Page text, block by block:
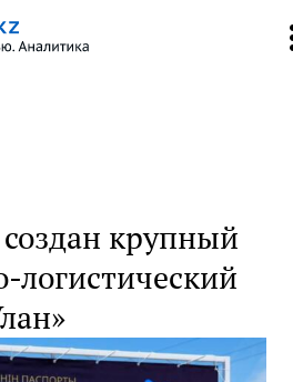
крупный
логистический